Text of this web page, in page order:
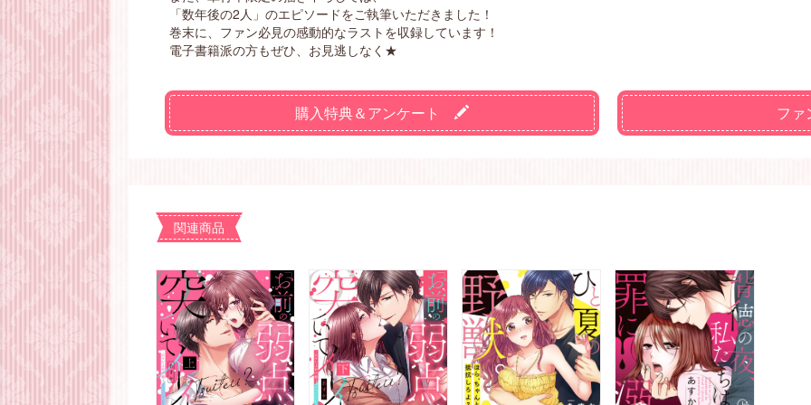
「数年後の2人」のエピソードをご執筆いただきました！
巻末に、ファン必見の感動的なラストを収録しています！
電子書籍派の方もぜひ、お見逃しなく★
購入特典＆アンケート フ
関連商品